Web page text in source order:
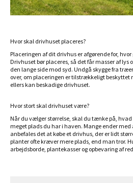
Hvor skal drivhuset placeres?
Placeringen af dit drivhus er afgørende for,
Drivhuset bør placeres, så det får masser af lys
den lange side mod syd. Undgå skygge fra
over, om placeringen er tilstrækkeligt
ellers kan beskadige drivhuset.
Hvor stort skal drivhuset være?
Når du vælger størrelse, skal du tænke på,
meget plads du har i haven. Mange ender med
anbefales det at købe et drivhus, der er lidt
planter ofte kræver mere plads, end man tror.
arbejdsborde, plantekasser og opbevaring af